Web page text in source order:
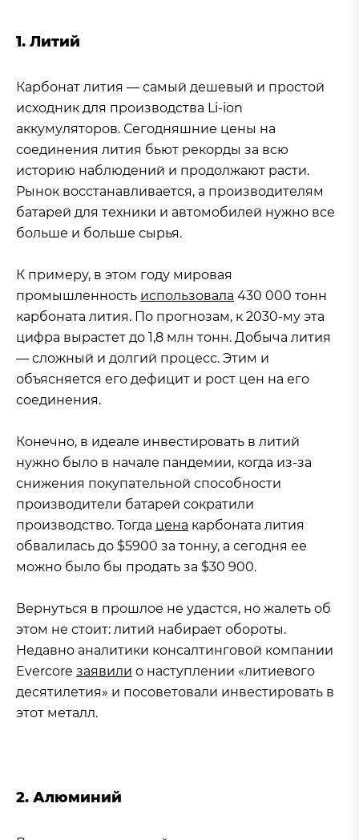
1. Литий
Карбонат лития — самый дешевый и простой
исходник для производства Li-ion
аккумуляторов. Сегодняшние цены на
соединения лития бьют рекорды за всю
историю наблюдений и продолжают расти.
Рынок восстанавливается, а производителям
батарей для техники и автомобилей нужно все
больше и больше сырья.
К примеру, в этом году мировая
промышленность использовала 430 000 тонн
карбоната лития. По прогнозам, к 2030-му эта
цифра вырастет до 1,8 млн тонн. Добыча лития
— сложный и долгий процесс. Этим и
объясняется его дефицит и рост цен на его
соединения.
Конечно, в идеале инвестировать в литий
нужно было в начале пандемии, когда из-за
снижения покупательной способности
производители батарей сократили
производство. Тогда цена карбоната лития
обвалилась до $5900 за тонну, а сегодня ее
можно было бы продать за $30 900.
Вернуться в прошлое не удастся, но жалеть об
этом не стоит: литий набирает обороты.
Недавно аналитики консалтинговой компании
Evercore заявили о наступлении «литиевого
десятилетия» и посоветовали инвестировать в
этот металл.
2. Алюминий